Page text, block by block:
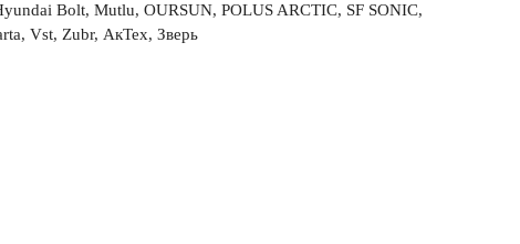
Bolt, Mutlu, OURSUN, POLUS ARCTIC, SF SONIC,
Vst, Zubr, АкТех, Зверь